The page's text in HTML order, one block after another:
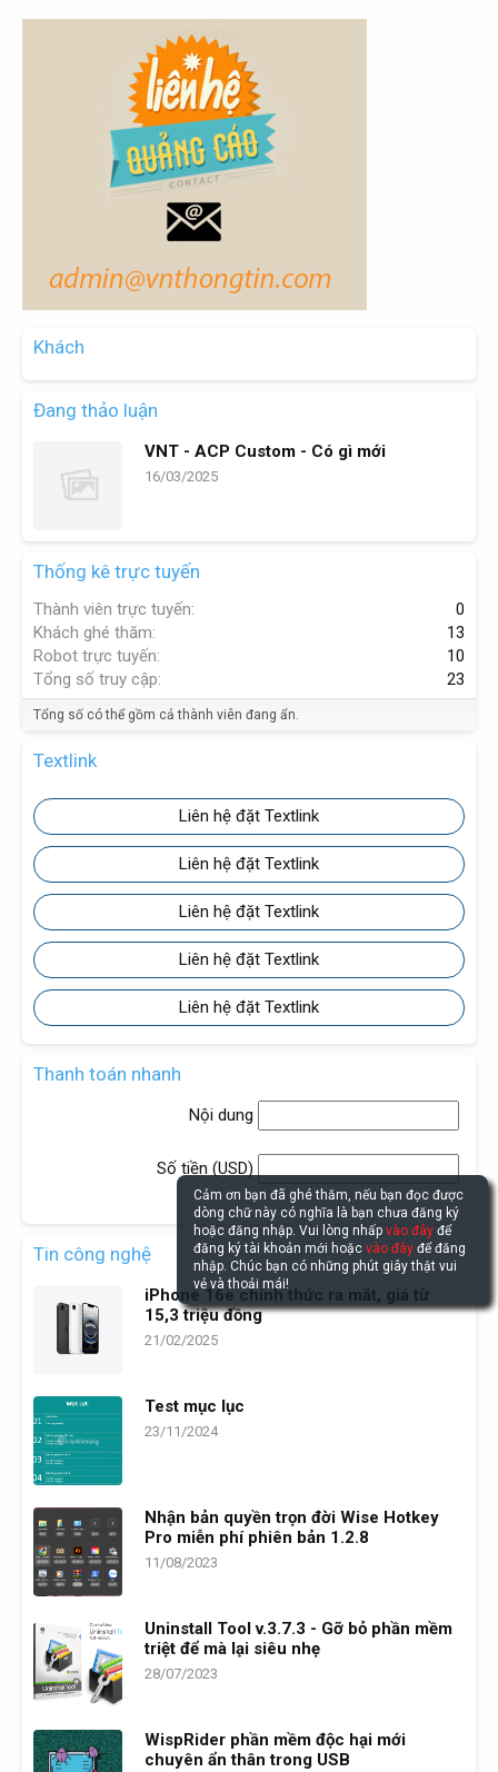
Khách
Đang thảo luận
VNT - ACP Custom - Có gì mới
16/03/2025
Thống kê trực tuyến
Thành viên trực tuyến
0
Khách ghé thăm
13
Robot trực tuyến
10
Tổng số truy cập
23
Tổng số có thể gồm cả thành viên đang ẩn.
Textlink
Liên hệ đặt Textlink
Liên hệ đặt Textlink
Liên hệ đặt Textlink
Liên hệ đặt Textlink
Liên hệ đặt Textlink
Thanh toán nhanh
Nội dung
Số tiền (USD)
Tin công nghệ
iPhone 16e chính thức ra mắt, giá từ
15,3 triệu đồng
21/02/2025
Test mục lục
23/11/2024
Nhận bản quyền trọn đời Wise Hotkey
Pro miễn phí phiên bản 1.2.8
11/08/2023
Uninstall Tool v.3.7.3 - Gỡ bỏ phần mềm
triệt để mà lại siêu nhẹ
28/07/2023
WispRider phần mềm độc hại mới
chuyên ẩn thân trong USB
Cảm ơn bạn đã ghé thăm, nếu bạn đọc được
dòng chữ này có nghĩa là bạn chưa đăng ký
hoặc đăng nhập. Vui lòng nhấpvào đây để
đăng ký tài khoản mới hoặcvào đây để đăng
nhập. Chúc bạn có những phút giây thật vui
vẻ và thoải mái!